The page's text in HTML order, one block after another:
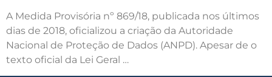
A Medida Provisória nº 869/18, publicada nos últimos
dias de 2018, oficializou a criação da Autoridade
Nacional de Proteção de Dados (ANPD). Apesar de o
texto oficial da Lei Geral …